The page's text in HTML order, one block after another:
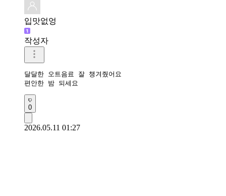
입맛없엉
작성자
달달한 오트음료 잘 챙겨줬어요
편안한 밤 되세요
0
2026.05.11 01:27